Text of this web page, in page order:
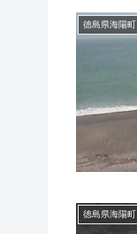
徳島県海陽町
徳島県海陽町